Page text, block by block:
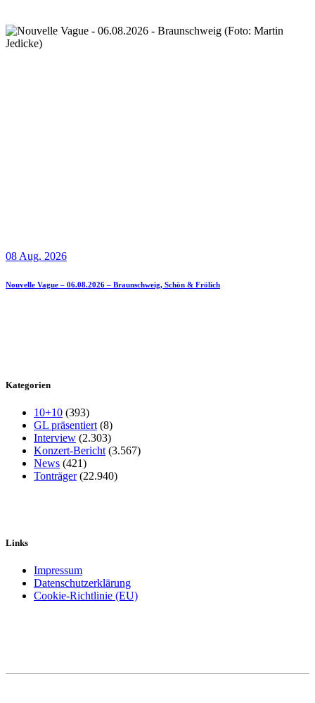
08 Aug. 2026
Nouvelle Vague – 06.08.2026 – Braunschweig, Schön & Frölich
Kategorien
10+10 (393)
GL präsentiert (8)
Interview (2.303)
Konzert-Bericht (3.567)
News (421)
Tonträger(22.940)
Links
Impressum
Datenschutzerklärung
Cookie-Richtlinie (EU)